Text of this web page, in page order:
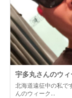
宇多丸さんのウ
北海道遠征中の私で
んのウィーク…